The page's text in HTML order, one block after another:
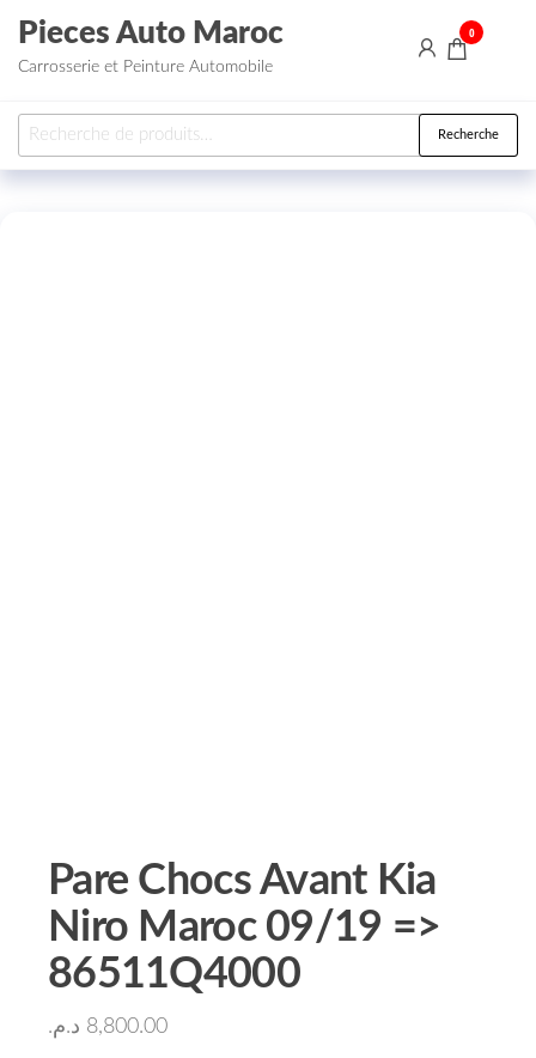
Aller au contenu
Pieces Auto Maroc
Carrosserie et Peinture Automobile
0
Recherche pour : Recherche
Pare Chocs Avant Kia
Niro Maroc 09/19 =>
86511Q4000
8,800.00 د.م.